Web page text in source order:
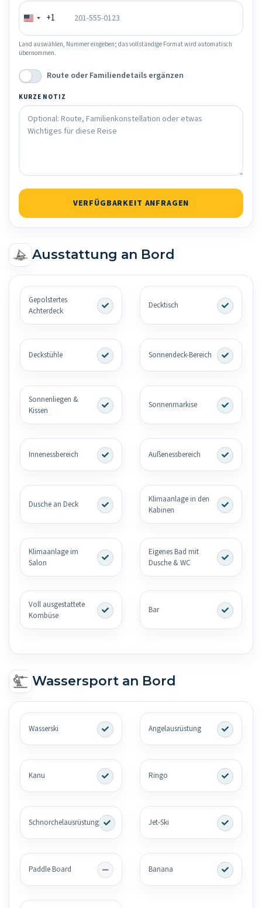
+1
Land auswählen, Nummer eingeben; das vollständige Format wird automatisch
übernommen.
Route oder Familiendetails ergänzen
KURZE NOTIZ
VERFÜGBARKEIT ANFRAGEN
Ausstattung an Bord
Gepolstertes
Achterdeck
Decktisch
Deckstühle Sonnendeck-Bereich
Sonnenliegen &
Kissen
Sonnenmarkise
Innenessbereich Außenessbereich
Dusche an Deck
Klimaanlage in den
Kabinen
Klimaanlage im
Salon
Eigenes Bad mit
Dusche & WC
Voll ausgestattete
Kombüse
Bar
Wassersport an Bord
Wasserski Angelausrüstung
Kanu Ringo
Schnorchelausrüstung Jet-Ski
Paddle Board Banana